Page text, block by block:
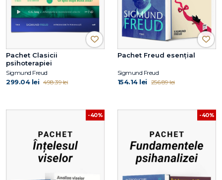
Pachet Clasicii
psihoterapiei
Sigmund Freud
299.04 lei 498.39 lei
Pachet Freud esențial
Sigmund Freud
154.14 lei 256.89 lei
-40% -40%